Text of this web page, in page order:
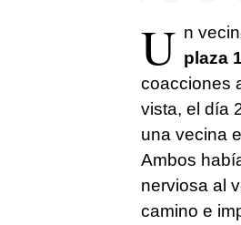
U n
plaza
coacciones
vista, el día
una vecina
Ambos
nerviosa al
camino e